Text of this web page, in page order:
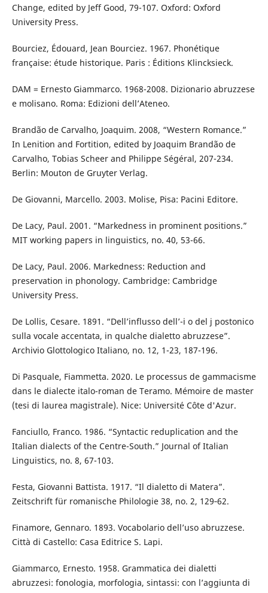
Change, edited by Jeff Good, 79-107. Oxford: Oxford
University Press.
Bourciez, Édouard, Jean Bourciez. 1967. Phonétique
française: étude historique. Paris : Éditions Klincksieck.
DAM = Ernesto Giammarco. 1968-2008. Dizionario abruzzese
e molisano. Roma: Edizioni dell’Ateneo.
Brandão de Carvalho, Joaquim. 2008, “Western Romance.”
In Lenition and Fortition, edited by Joaquim Brandão de
Carvalho, Tobias Scheer and Philippe Ségéral, 207-234.
Berlin: Mouton de Gruyter Verlag.
De Giovanni, Marcello. 2003. Molise, Pisa: Pacini Editore.
De Lacy, Paul. 2001. “Markedness in prominent positions.”
MIT working papers in linguistics, no. 40, 53-66.
De Lacy, Paul. 2006. Markedness: Reduction and
preservation in phonology. Cambridge: Cambridge
University Press.
De Lollis, Cesare. 1891. “Dell’influsso dell’-i o del j postonico
sulla vocale accentata, in qualche dialetto abruzzese”.
Archivio Glottologico Italiano, no. 12, 1-23, 187-196.
Di Pasquale, Fiammetta. 2020. Le processus de gammacisme
dans le dialecte italo-roman de Teramo. Mémoire de master
(tesi di laurea magistrale). Nice: Université Côte d'Azur.
Fanciullo, Franco. 1986. “Syntactic reduplication and the
Italian dialects of the Centre-South.” Journal of Italian
Linguistics, no. 8, 67-103.
Festa, Giovanni Battista. 1917. “Il dialetto di Matera”.
Zeitschrift für romanische Philologie 38, no. 2, 129‑62.
Finamore, Gennaro. 1893. Vocabolario dell’uso abruzzese.
Città di Castello: Casa Editrice S. Lapi.
Giammarco, Ernesto. 1958. Grammatica dei dialetti
abruzzesi: fonologia, morfologia, sintassi: con l’aggiunta di